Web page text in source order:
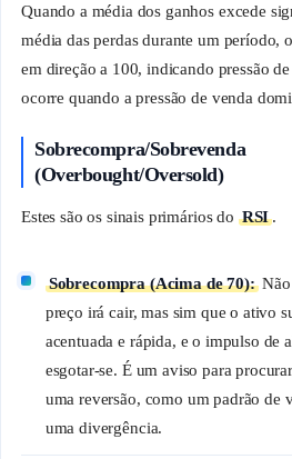
Quando a média dos ganhos excede
média das perdas durante um período, o
em direção a 100, indicando pressão
ocorre quando a pressão de venda
Sobrecompra/Sobrevenda
(Overbought/Oversold)
Estes são os sinais primários do RSI .
Sobrecompra (Acima de 70):Não
preço irá cair, mas sim que o ativo
acentuada e rápida, e o impulso de
esgotar-se. É um aviso para
uma reversão, como um padrão de
uma divergência.